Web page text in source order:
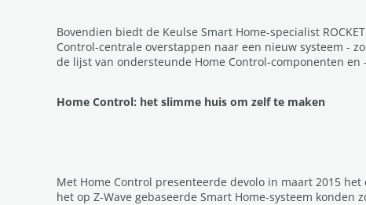
Bovendien biedt de Keulse Smart Home-specialist
Control-centrale overstappen naar een nieuw systeem -
de lijst van ondersteunde Home Control-componenten en
Home Control: het slimme huis om zelf te maken
Met Home Control presenteerde devolo in maart 2015
het op Z-Wave gebaseerde Smart Home-systeem